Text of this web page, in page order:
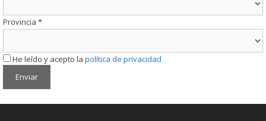
Provincia *
He leído y acepto la política de privacidad